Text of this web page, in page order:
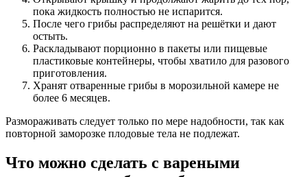
пока жидкость полностью не испарится.
После чего грибы распределяют на решётки и дают
остыть.
Раскладывают порционно в пакеты или пищевые
пластиковые контейнеры, чтобы хватило для разового
приготовления.
Хранят отваренные грибы в морозильной камере не
более 6 месяцев.
Размораживать следует только по мере надобности, так как
повторной заморозке плодовые тела не подлежат.
Что можно сделать с вареными